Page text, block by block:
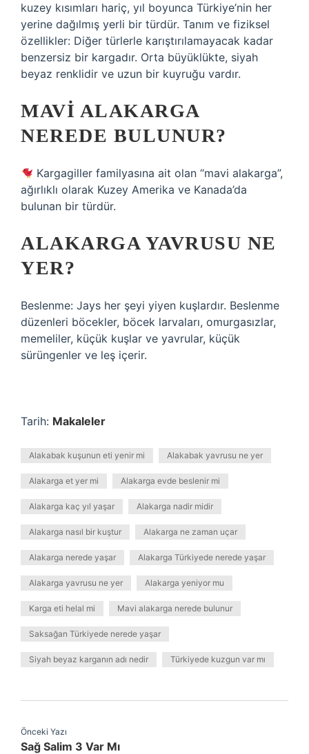
kuzey kısımları hariç, yıl boyunca Türkiye’nin her
yerine dağılmış yerli bir türdür. Tanım ve fiziksel
özellikler: Diğer türlerle karıştırılamayacak kadar
benzersiz bir kargadır. Orta büyüklükte, siyah
beyaz renklidir ve uzun bir kuyruğu vardır.
MAVI ALAKARGA
NEREDE BULUNUR?
Kargagiller familyasına ait olan “mavi alakarga”,
ağırlıklı olarak Kuzey Amerika ve Kanada’da
bulunan bir türdür.
ALAKARGA YAVRUSU NE
YER?
Beslenme: Jays her şeyi yiyen kuşlardır. Beslenme
düzenleri böcekler, böcek larvaları, omurgasızlar,
memeliler, küçük kuşlar ve yavrular, küçük
sürüngenler ve leş içerir.
Tarih: Makaleler
Alakabak kuşunun eti yenir mi Alakabak yavrusu ne yer
Alakarga et yer mi Alakarga evde beslenir mi
Alakarga kaç yıl yaşar Alakarga nadir midir
Alakarga nasıl bir kuştur Alakarga ne zaman uçar
Alakarga nerede yaşar Alakarga Türkiyede nerede yaşar
Alakarga yavrusu ne yer Alakarga yeniyor mu
Karga eti helal mi Mavi alakarga nerede bulunur
Saksağan Türkiyede nerede yaşar
Siyah beyaz karganın adı nedir Türkiyede kuzgun var mı
Önceki Yazı
Sağ Salim 3 Var Mı